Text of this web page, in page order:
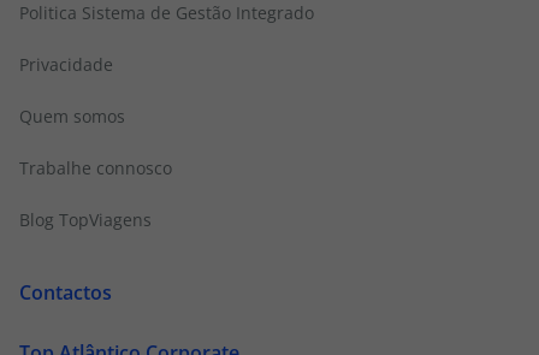
Politica Sistema de Gestão Integrado
Privacidade
Quem somos
Trabalhe connosco
Blog TopViagens
Contactos